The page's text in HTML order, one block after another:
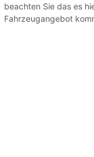
beachten Sie das es
Fahrzeugangebot